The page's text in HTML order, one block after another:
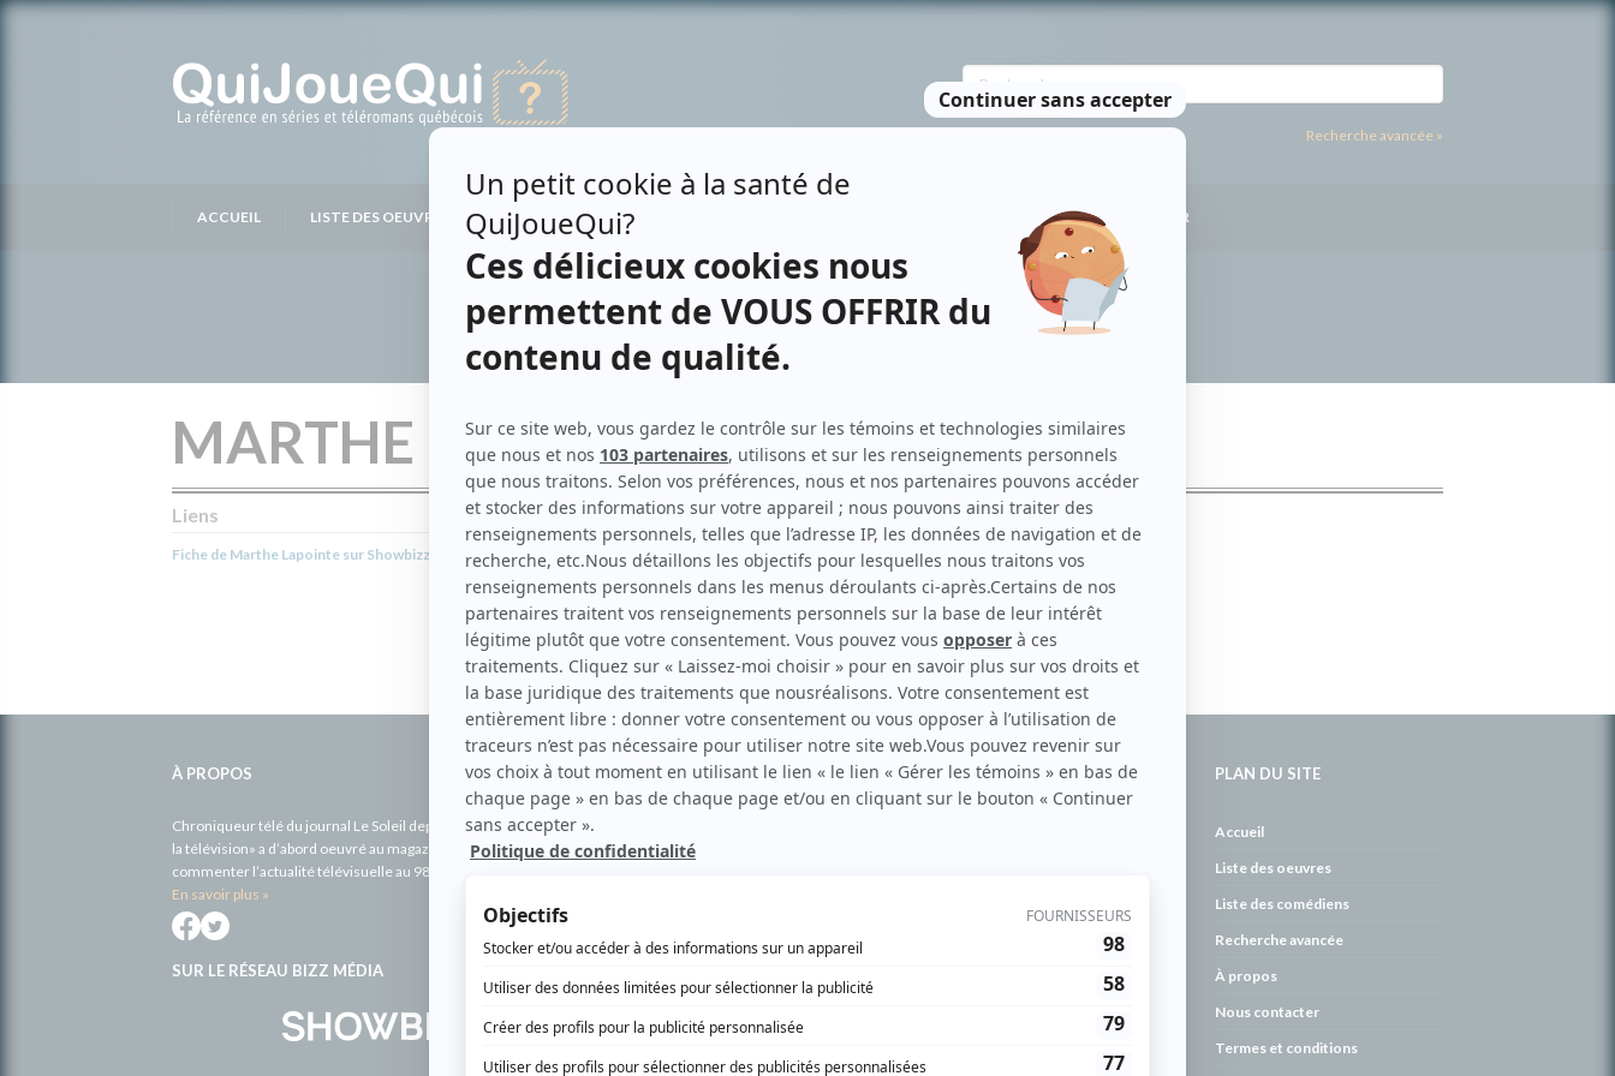
Recherche avancée »
ACCUEIL LISTE DES OEUVRES LISTE DES PERSONNES NOUS CONTACTER
MARTHE LAPOINTE
Liens
Fiche de Marthe Lapointe sur Showbizz.net
Personnages
La plus belle de céans(Rôle inconnu
À PROPOS
Chroniqueur télé du journal Le Soleil depuis 2001, Richard Therrien carbure à son petit écran. Celui qu’on surnomme parfois «l’encyclopédie de
la télévision» a d’abord oeuvré au magazine TV Hebdo de 1996 à 2001. Sa spécialité: la télé québécoise. On peut l’entendre régulièrement
commenter l’actualité télévisuelle au 98,5.
En savoir plus »
SUR LE RÉSEAU BIZZ MÉDIA
PLAN DU SITE
Accueil
Liste des oeuvres
Liste des comédiens
Recherche avancée
À propos
Nous contacter
Termes et conditions